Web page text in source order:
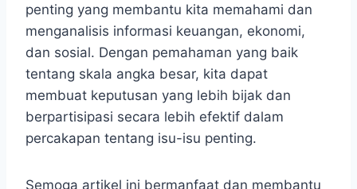
penting yang membantu kita memahami dan
menganalisis informasi keuangan, ekonomi,
dan sosial. Dengan pemahaman yang baik
tentang skala angka besar, kita dapat
membuat keputusan yang lebih bijak dan
berpartisipasi secara lebih efektif dalam
percakapan tentang isu-isu penting.
Semoga artikel ini bermanfaat dan membantu